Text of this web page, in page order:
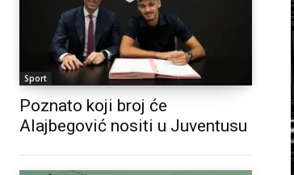
Sport
Poznato koji broj će
Alajbegović nositi u Juventusu